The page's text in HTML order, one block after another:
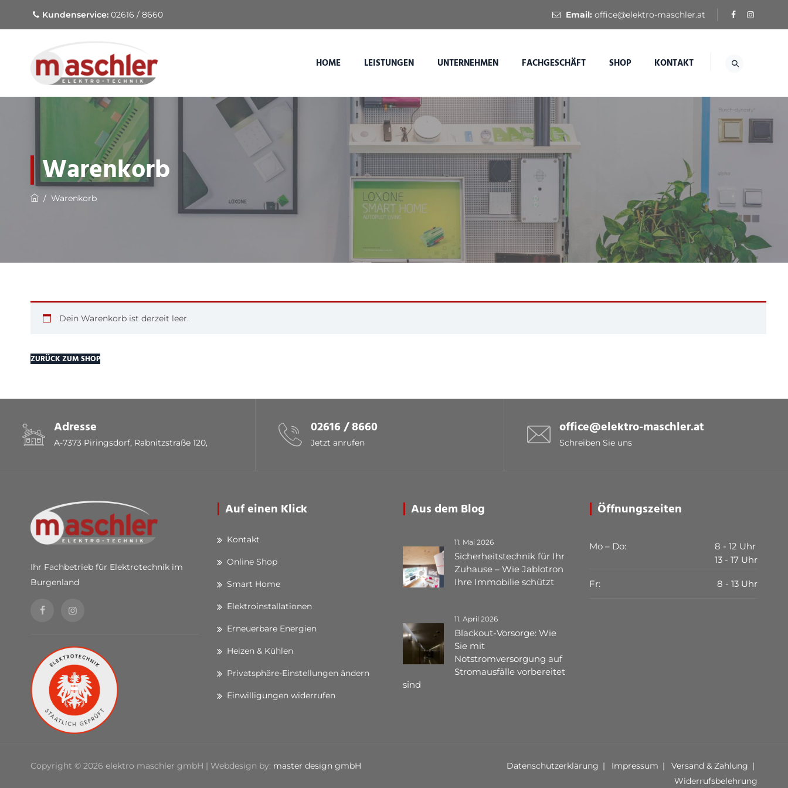
Kundenservice: 02616 / 8660 Email: office@elektro-maschler.at
HOME LEISTUNGEN UNTERNEHMEN FACHGESCHÄFT SHOP KONTAKT
Warenkorb
/ Warenkorb
Dein Warenkorb ist derzeit leer.
ZURÜCK ZUM SHOP
Adresse
A-7373 Piringsdorf, Rabnitzstraße 120,
02616 / 8660
Jetzt anrufen
office@elektro-maschler.at
Schreiben Sie uns
Ihr Fachbetrieb für Elektrotechnik im
Burgenland
Auf einen Klick
Kontakt
Online Shop
Smart Home
Elektroinstallationen
Erneuerbare Energien
Heizen & Kühlen
Privatsphäre-Einstellungen ändern
Einwilligungen widerrufen
Aus dem Blog
11. Mai 2026
Sicherheitstechnik für Ihr
Zuhause – Wie Jablotron
Ihre Immobilie schützt
11. April 2026
Blackout-Vorsorge: Wie
Sie mit
Notstromversorgung auf
Stromausfälle vorbereitet
sind
Öffnungszeiten
Mo – Do:
8 - 12 Uhr
13 - 17 Uhr
Fr: 8 - 13 Uhr
Copyright © 2026 elektro maschler gmbH | Webdesign by: master design gmbH Datenschutzerklärung Impressum
Versand & Zahlung
Widerrufsbelehrung